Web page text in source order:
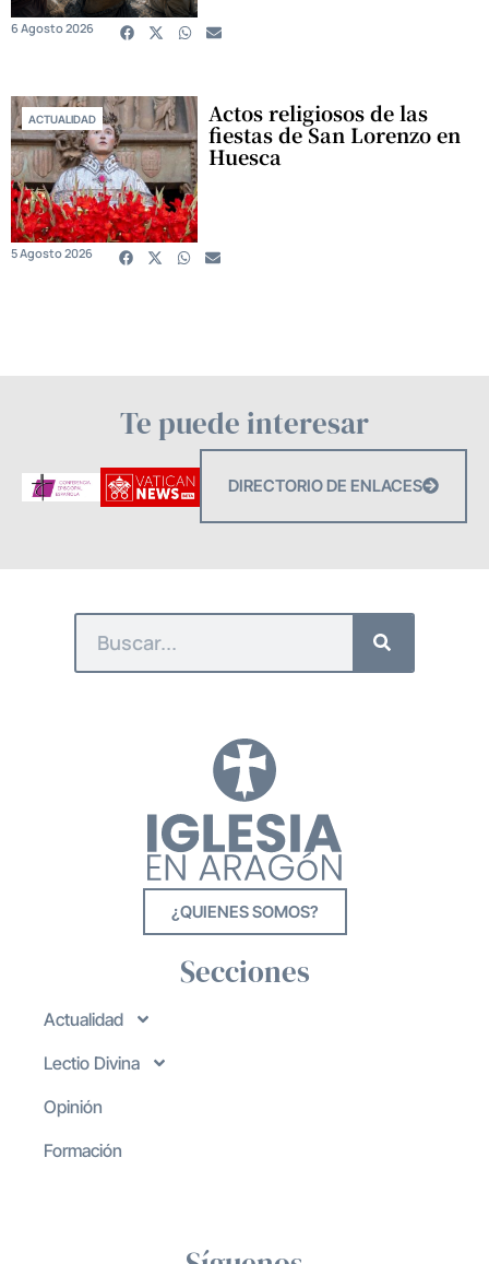
6 Agosto 2026
ACTUALIDAD Actos religiosos de las
fiestas de San Lorenzo en
Huesca
5 Agosto 2026
Te puede interesar
DIRECTORIO DE ENLACES
¿QUIENES SOMOS?
Secciones
Actualidad
Lectio Divina
Opinión
Formación